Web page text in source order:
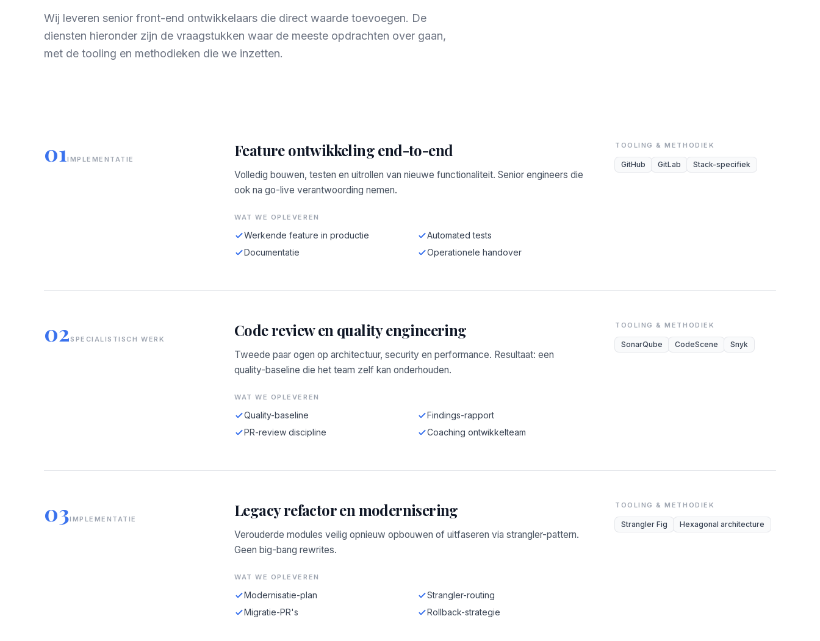
Wij leveren senior front-end ontwikkelaars die direct waarde toevoegen. De
diensten hieronder zijn de vraagstukken waar de meeste opdrachten over gaan,
met de tooling en methodieken die we inzetten.
01 IMPLEMENTATIE Feature ontwikkeling end-to-end
Volledig bouwen, testen en uitrollen van nieuwe functionaliteit. Senior engineers die
ook na go-live verantwoording nemen.
WAT WE OPLEVEREN
Werkende feature in productie
Automated tests
Documentatie
Operationele handover
TOOLING & METHODIEK
GitHub GitLab Stack-specifiek
02SPECIALISTISCH WERK Code review en quality engineering
Tweede paar ogen op architectuur, security en performance. Resultaat: een
quality-baseline die het team zelf kan onderhouden.
WAT WE OPLEVEREN
Quality-baseline
Findings-rapport
PR-review discipline
Coaching ontwikkelteam
TOOLING & METHODIEK
SonarQube CodeScene Snyk
03IMPLEMENTATIE Legacy refactor en modernisering
Verouderde modules veilig opnieuw opbouwen of uitfaseren via strangler-pattern.
Geen big-bang rewrites.
WAT WE OPLEVEREN
Modernisatie-plan
Strangler-routing
Migratie-PR's
Rollback-strategie
TOOLING & METHODIEK
Strangler Fig Hexagonal architecture